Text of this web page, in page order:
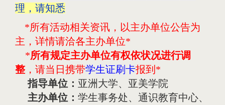
理，请知悉
*所有活动相关资讯，以主办单位公告为
主，详情请洽各主办单位*
*所有规定主办单位有权依状况进行调
整，请当日携带学生证刷卡报到 *
指导单位： 亚洲大学、亚美学院
主办单位： 学生事务处、通识教育中心、